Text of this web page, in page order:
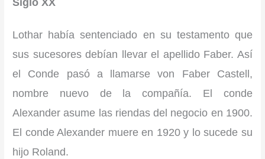
Siglo XX
Lothar había sentenciado en su testamento que
sus sucesores debían llevar el apellido Faber. Así
el Conde pasó a llamarse von Faber Castell,
nombre nuevo de la compañía. El conde
Alexander asume las riendas del negocio en 1900.
El conde Alexander muere en 1920 y lo sucede su
hijo Roland.